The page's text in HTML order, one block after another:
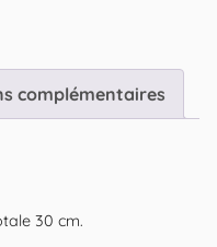
complémentaires
30 cm.